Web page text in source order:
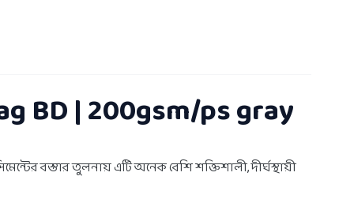
BD | 200gsm/ps gray
বস্তার তুলনায় এটি অনেক বেশি শক্তিশালী, দীর্ঘস্থায়ী